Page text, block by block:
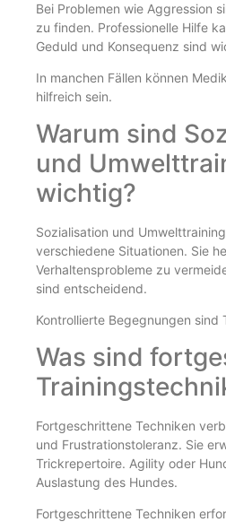
Bei Problemen wie Aggression
zu finden. Professionelle Hilfe
Geduld und Konsequenz sind
In manchen Fällen können
hilfreich sein.
Warum sind
und
wichtig?
Sozialisation und
verschiedene Situationen. Sie
Verhaltensprobleme zu
sind entscheidend.
Kontrollierte Begegnungen sind
Was sind
Fortgeschrittene Techniken
und Frustrationstoleranz. Sie
Trickrepertoire. Agility oder
Auslastung des Hundes.
Fortgeschrittene Techniken